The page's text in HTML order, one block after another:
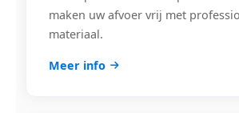
maken uw afvoer vrij met
materiaal.
Meer info